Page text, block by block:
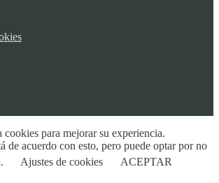
para mejorar su experiencia.
de acuerdo con esto, pero puede optar por no
Ajustes de cookies ACEPTAR